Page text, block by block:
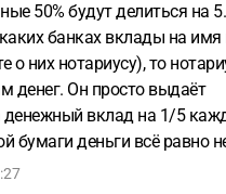
50% будут делиться на
банках вклады на
о них нотариусу), то
денег. Он просто выдаёт
денежный вклад на 1/5
бумаги деньги всё равно